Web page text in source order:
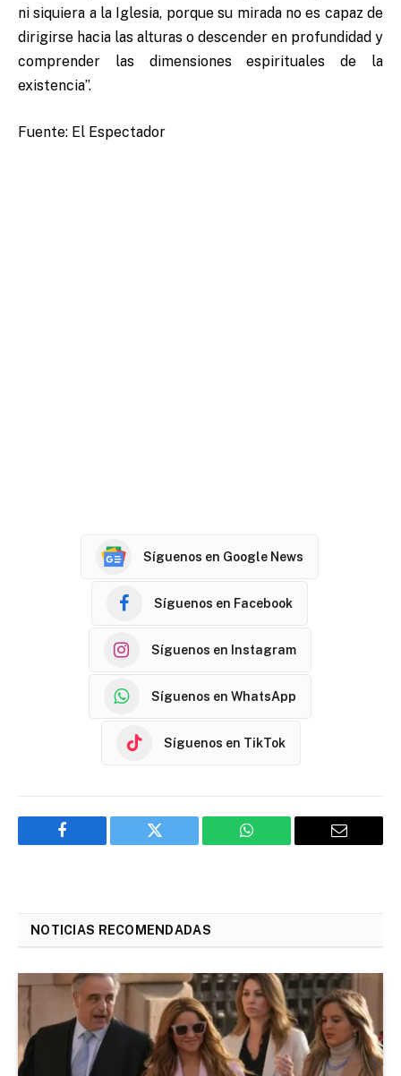
ni siquiera a la Iglesia, porque su mirada no es capaz de
dirigirse hacia las alturas o descender en profundidad y
comprender las dimensiones espirituales de la
existencia”.
Fuente: El Espectador
Síguenos en Google News
Síguenos en Facebook
Síguenos en Instagram
Síguenos en WhatsApp
Síguenos en TikTok
Facebook Twitter WhatsApp Email
NOTICIAS RECOMENDADAS